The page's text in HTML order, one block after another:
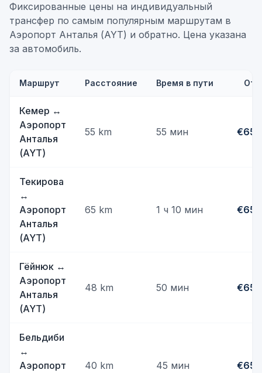
Фиксированные цены на индивидуальный
трансфер по самым популярным маршрутам в
Аэропорт Анталья (AYT) и обратно. Цена указана
за автомобиль.
Маршрут Расстояние Время в пути От
Кемер ↔
Аэропорт
Анталья
(AYT)
55 km 55 мин €65
Текирова
↔
Аэропорт
Анталья
(AYT)
65 km 1 ч 10 мин €65
Гёйнюк ↔
Аэропорт
Анталья
(AYT)
48 km 50 мин €65
Бельдиби
↔
Аэропорт
40 km 45 мин €65